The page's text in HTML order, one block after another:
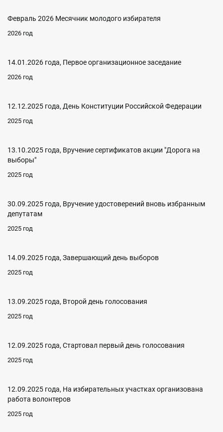
Февраль 2026 Месячник молодого избирателя
2026 год
14.01.2026 года, Первое организационное заседание
2026 год
12.12.2025 года, День Конституции Российской Федерации
2025 год
13.10.2025 года, Вручение сертификатов акции "Дорога на
выборы"
2025 год
30.09.2025 года, Вручение удостоверений вновь избранным
депутатам
2025 год
14.09.2025 года, Завершающий день выборов
2025 год
13.09.2025 года, Второй день голосования
2025 год
12.09.2025 года, Стартовал первый день голосования
2025 год
12.09.2025 года, На избирательных участках организована
работа волонтеров
2025 год